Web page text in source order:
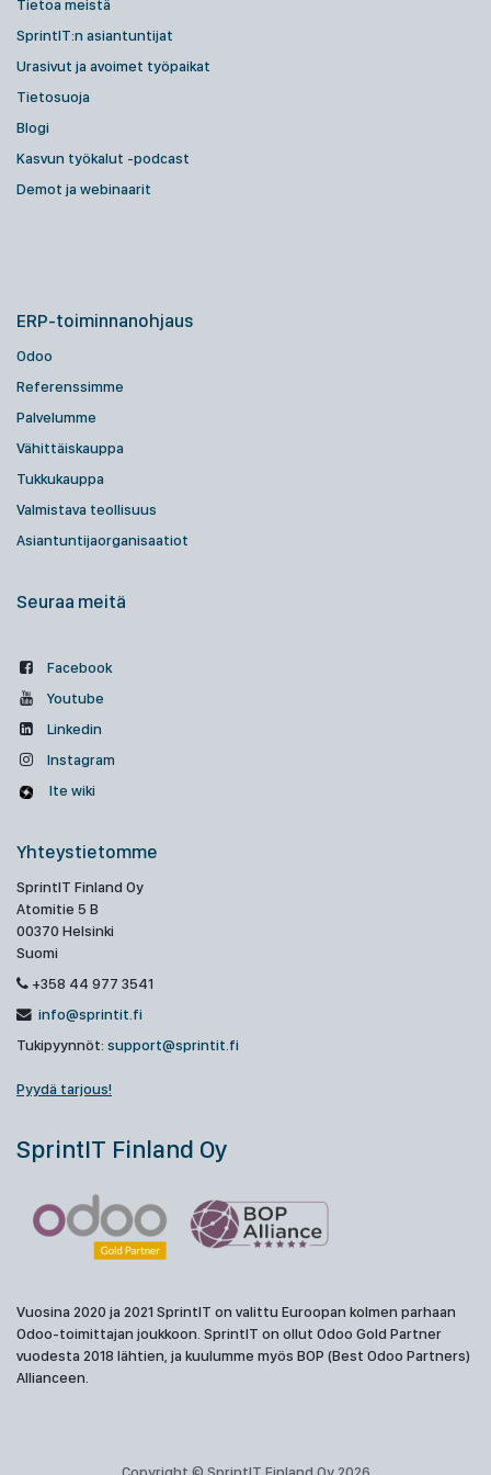
Tietoa meistä
SprintIT:n asiantuntijat
Urasivut ja avoimet työpaikat
Tietosuoja
Blogi
Kasvun työkalut -podcast
Demot ja webinaarit
ERP-toiminnanohjaus
Odoo
Referenssimme
Palvelumme
Vähittäiskauppa
Tukkukauppa
Valmistava teollisuus
Asiantuntijaorganisaatiot
Seuraa meitä
Facebook
Youtube
Linkedin
Instagram
Ite wiki
Yhteystietomme
SprintIT Finland Oy
Atomitie 5 B
00370 Helsinki
Suomi
+358 44 977 3541
info@sprintit.fi
Tukipyynnöt: support@sprintit.fi
Pyydä tarjous!
SprintIT Finland Oy
Vuosina 2020 ja 2021 SprintIT on valittu Euroopan kolmen parhaan
Odoo-toimittajan joukkoon. SprintIT on ollut Odoo Gold Partner
vuodesta 2018 lähtien, ja kuulumme myös BOP (Best Odoo Partners)
Allianceen.
Copyright © SprintIT Finland Oy 2026